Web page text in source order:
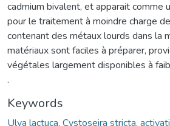
cadmium bivalent, et apparait comme
pour le traitement à moindre charge
contenant des métaux lourds dans la
matériaux sont faciles à préparer,
végétales largement disponibles à
.
Keywords
Ulva lactuca, Cystoseira stricta,